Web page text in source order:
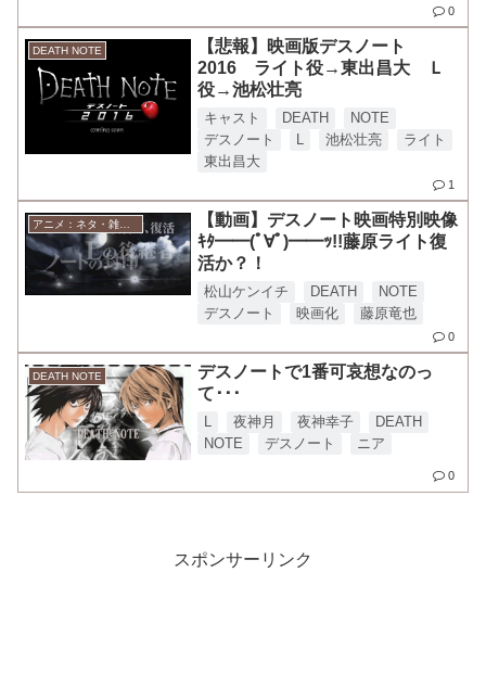
0
DEATH NOTE
【悲報】映画版デスノート
2016 ライト役→東出昌大 Ｌ
役→池松壮亮
キャスト DEATH
NOTE
デスノート
池松壮亮
ライト
東出昌大
1
アニメ：ネタ・雑談・ニュース
【動画】デスノート映画特別映像
ｷﾀ━━(ﾟ∀ﾟ)━━ｯ!!藤原ライト復
活か？！
松山ケンイチ DEATH
NOTE
デスノート
映画化 藤原竜也
0
DEATH NOTE
デスノートで1番可哀想なのっ
て･･･
L 夜神月 夜神幸子
DEATH
NOTE
デスノート ニア
0
スポンサーリンク